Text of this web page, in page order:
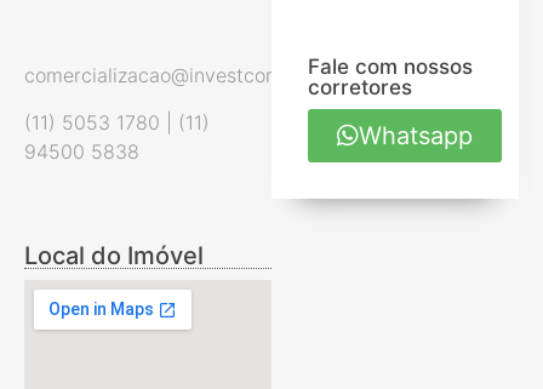
comercializacao@investcorp.com.br
(11) 5053 1780 | (11)
94500 5838
Local do Imóvel
Fale com nossos
corretores
Whatsapp